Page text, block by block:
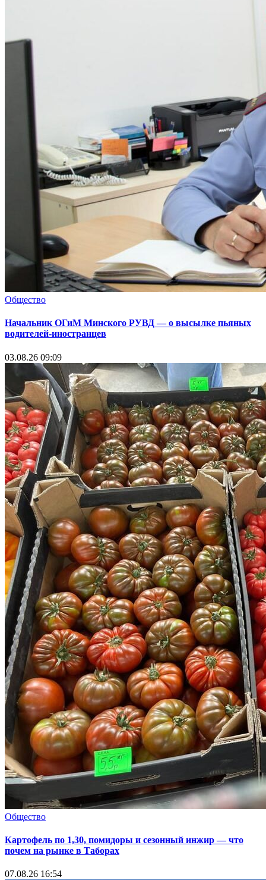
Общество
Начальник ОГиМ Минского РУВД — о высылке пьяных
водителей-иностранцев
03.08.26 09:09
Общество
Картофель по 1,30, помидоры и сезонный инжир — что
почем на рынке в Таборах
07.08.26 16:54